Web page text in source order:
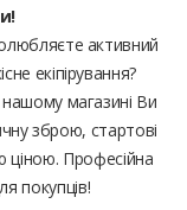
активний
екіпірування?
магазині Ви
зброю, стартові
Професійна
покупців!